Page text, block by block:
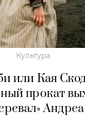
Культура
или Кая
прокат